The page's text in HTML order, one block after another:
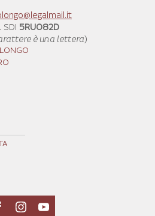
SDI 5RUO82D
è una lettera)